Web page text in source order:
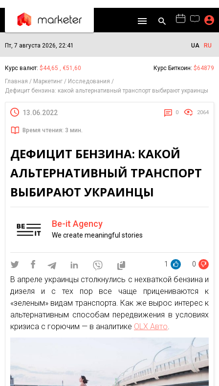
Пт, 7 августа 2026, 22:41 UA RU
Курс валют: $44,65 , €51,60 Курс Биткоин: $64879
Главная
Маркетинг
Исследования
Дефицит бензина: какой альтернативный транспорт выбирают украинцы
13.06.2022 0 2064
Время чтения: 3 мин.
ДЕФИЦИТ БЕНЗИНА: КАКОЙ
АЛЬТЕРНАТИВНЫЙ ТРАНСПОРТ
ВЫБИРАЮТ УКРАИНЦЫ
Be-it Agency
We create meaningful stories
1 0
В апреле украинцы столкнулись с нехваткой бензина и
дизеля и с тех пор все чаще прицениваются к
«зеленым» видам транспорта. Как же вырос интерес к
альтернативным способам передвижения в условиях
кризиса с горючим — в аналитике OLX Авто.